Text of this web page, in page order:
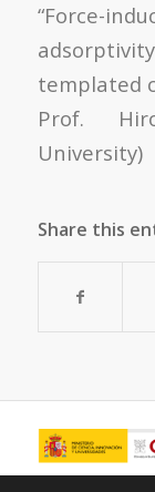
“Force-
templated
Prof.
University)
Share this